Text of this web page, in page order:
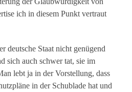
ich in diesem Punkt vertraut
deutsche Staat nicht genügend
sich auch schwer tat, sie im
lebt ja in der Vorstellung, dass
in der Schublade hat und